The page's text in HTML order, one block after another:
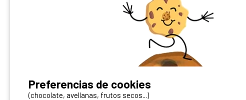
Puedes difundirlo en nuestro sitio
Preferencias de cookies
(chocolate, avellanas, frutos secos...)